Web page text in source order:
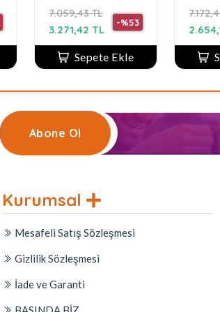
parfümü
7.059,43 TL
-%53
3.271,42 TL
Sepete Ekle
Abone Ol
Kurumsal
Mesafeli Satış Sözleşmesi
Gizlilik Sözleşmesi
İade ve Garanti